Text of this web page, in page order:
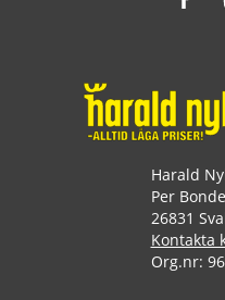
Harald
Per
26831
Kontakta
Org.nr: